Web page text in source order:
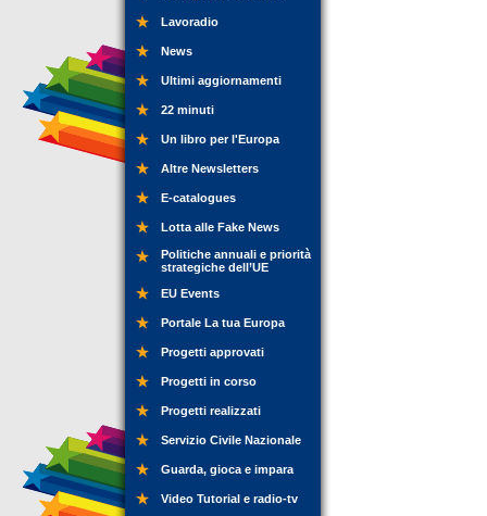
Lavoradio
News
Ultimi aggiornamenti
22 minuti
Un libro per l'Europa
Altre Newsletters
E-catalogues
Lotta alle Fake News
Politiche annuali e priorità
strategiche dell’UE
EU Events
Portale La tua Europa
Progetti approvati
Progetti in corso
Progetti realizzati
Servizio Civile Nazionale
Guarda, gioca e impara
Video Tutorial e radio-tv